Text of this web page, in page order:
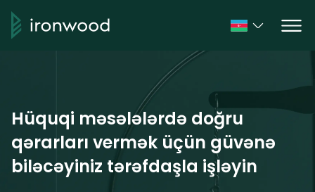
Hüquqi məsələlərdə doğru
qərarları vermək üçün güvənə
biləcəyiniz tərəfdaşla işləyin